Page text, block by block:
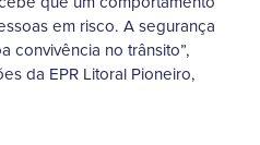
em risco. A segurança
convivência no trânsito”,
da EPR Litoral Pioneiro,